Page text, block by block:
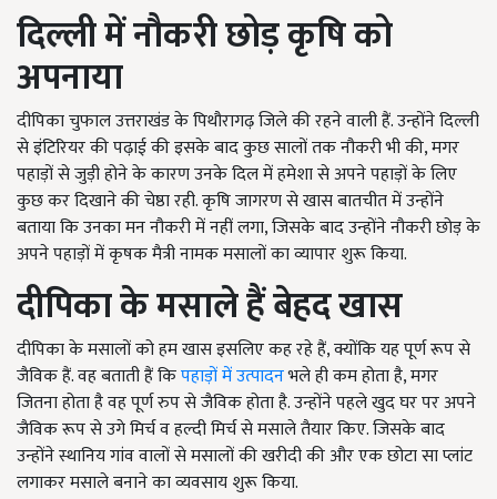
दिल्ली में नौकरी छोड़ कृषि को
अपनाया
दीपिका चुफाल उत्तराखंड के पिथौरागढ़ जिले की रहने वाली हैं. उन्होंने दिल्ली
से इंटिरियर की पढ़ाई की इसके बाद कुछ सालों तक नौकरी भी की, मगर
पहाड़ों से जुड़ी होने के कारण उनके दिल में हमेशा से अपने पहाड़ों के लिए
कुछ कर दिखाने की चेष्ठा रही. कृषि जागरण से खास बातचीत में उन्होंने
बताया कि उनका मन नौकरी में नहीं लगा, जिसके बाद उन्होंने नौकरी छोड़ के
अपने पहाड़ों में कृषक मैत्री नामक मसालों का व्यापार शुरू किया.
दीपिका के मसाले हैं बेहद खास
दीपिका के मसालों को हम खास इसलिए कह रहे हैं, क्योंकि यह पूर्ण रूप से
जैविक हैं. वह बताती हैं किपहाड़ों में उत्पादनभले ही कम होता है, मगर
जितना होता है वह पूर्ण रुप से जैविक होता है. उन्होंने पहले खुद घर पर अपने
जैविक रूप से उगे मिर्च व हल्दी मिर्च से मसाले तैयार किए. जिसके बाद
उन्होंने स्थानिय गांव वालों से मसालों की खरीदी की और एक छोटा सा प्लांट
लगाकर मसाले बनाने का व्यवसाय शुरू किया.